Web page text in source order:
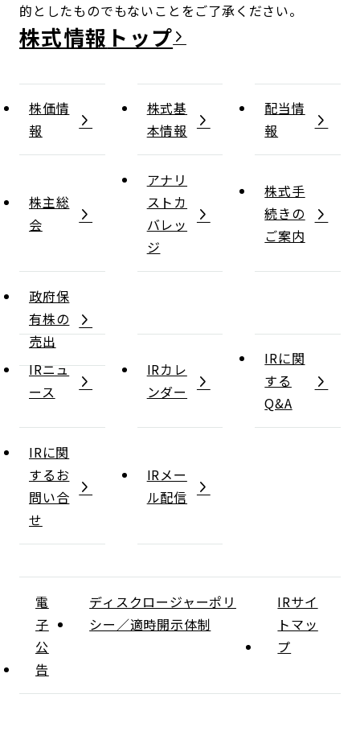
的としたものでもないことをご了承ください。
株式情報
株価情
報
株式基
本情報
配当情
報
株主総
会
アナリ
ストカ
バレッ
ジ
株式手
続きの
ご案内
政府保
有株の
売出
IRニュ
ース
IRカレ
ンダー
IRに関
する
Q&A
IRに関
するお
問い合
せ
IRメー
ル配信
電
子
公
告
ディスクロージャーポリ
シー／適時開示体制
IRサイ
トマッ
プ